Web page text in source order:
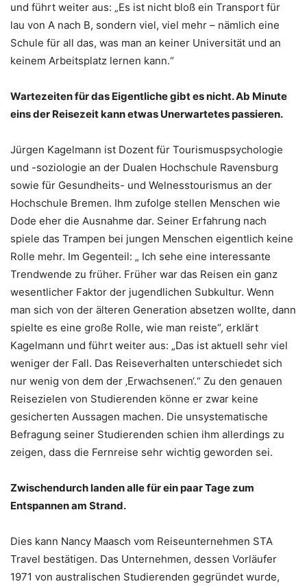
und führt weiter aus: „Es ist nicht bloß ein Transport für
lau von A nach B, sondern viel, viel mehr – nämlich eine
Schule für all das, was man an keiner Universität und an
keinem Arbeitsplatz lernen kann.“
Wartezeiten für das Eigentliche gibt es nicht. Ab Minute
eins der Reisezeit kann etwas Unerwartetes passieren.
Jürgen Kagelmann ist Dozent für Tourismuspsychologie
und -soziologie an der Dualen Hochschule Ravensburg
sowie für Gesundheits- und Welnesstourismus an der
Hochschule Bremen. Ihm zufolge stellen Menschen wie
Dode eher die Ausnahme dar. Seiner Erfahrung nach
spiele das Trampen bei jungen Menschen eigentlich keine
Rolle mehr. Im Gegenteil: „ Ich sehe eine interessante
Trendwende zu früher. Früher war das Reisen ein ganz
wesentlicher Faktor der jugendlichen Subkultur. Wenn
man sich von der älteren Generation absetzen wollte, dann
spielte es eine große Rolle, wie man reiste“, erklärt
Kagelmann und führt weiter aus: „Das ist aktuell sehr viel
weniger der Fall. Das Reiseverhalten unterschiedet sich
nur wenig von dem der ‚Erwachsenen‘.“ Zu den genauen
Reisezielen von Studierenden könne er zwar keine
gesicherten Aussagen machen. Die unsystematische
Befragung seiner Studierenden schien ihm allerdings zu
zeigen, dass die Fernreise sehr wichtig geworden sei.
Zwischendurch landen alle für ein paar Tage zum
Entspannen am Strand.
Dies kann Nancy Maasch vom Reiseunternehmen STA
Travel bestätigen. Das Unternehmen, dessen Vorläufer
1971 von australischen Studierenden gegründet wurde,